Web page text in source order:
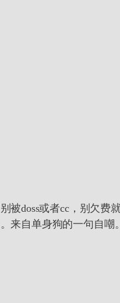
doss或者cc，别欠费
来自单身狗的一句自嘲。